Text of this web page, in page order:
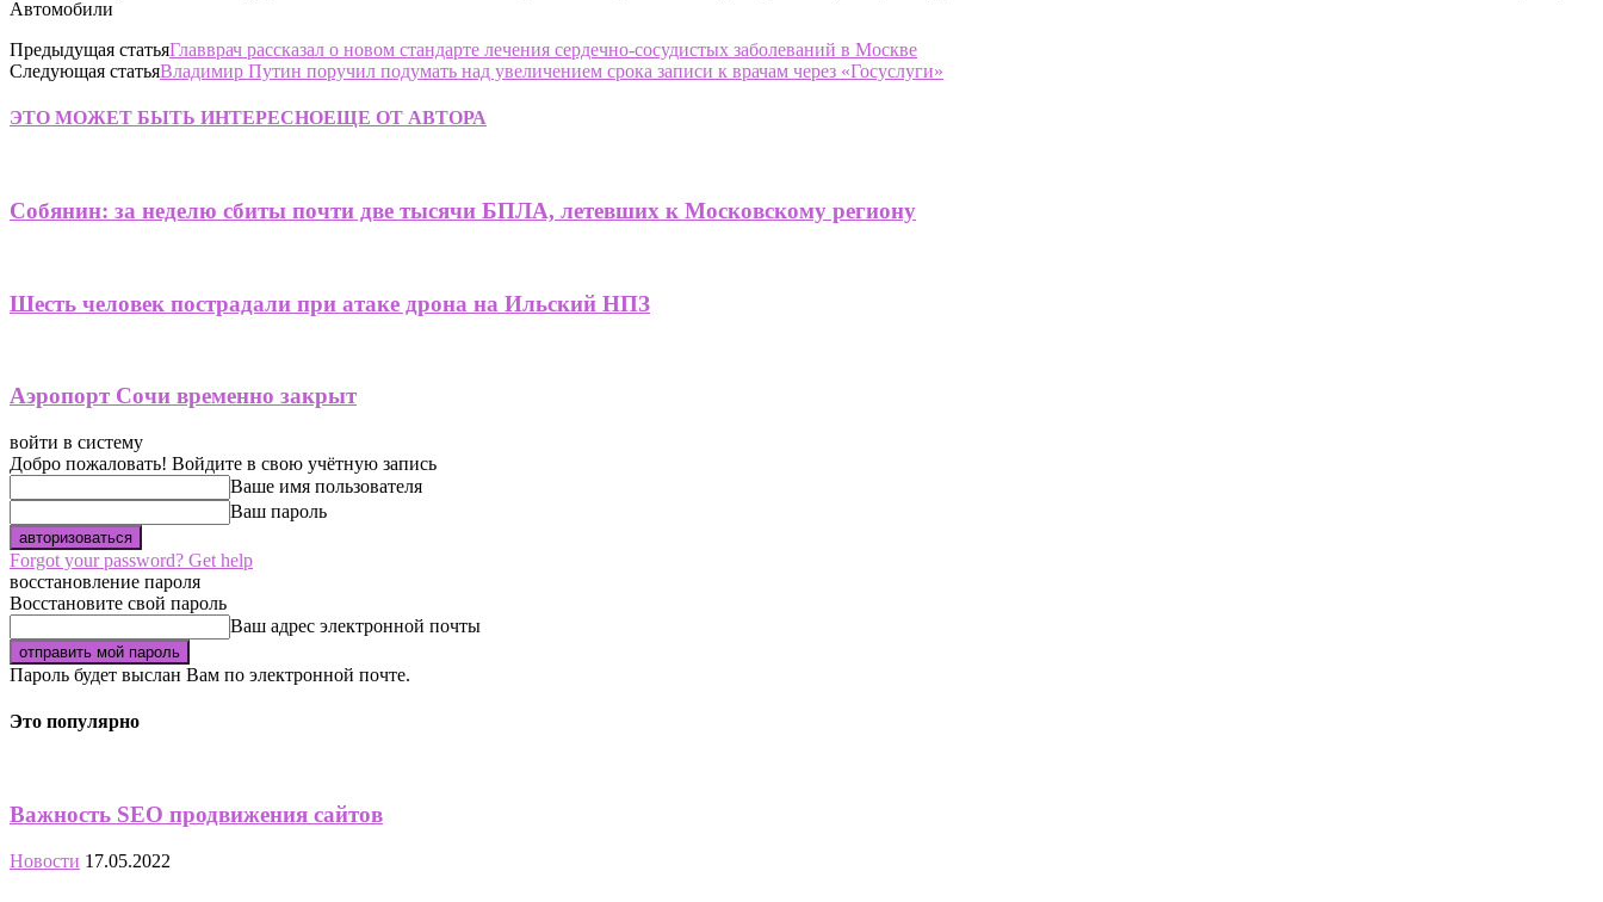
Автомобили
Предыдущая статьяГлавврач рассказал о новом стандарте лечения сердечно-сосудистых заболеваний в Москве
Следующая статьяВладимир Путин поручил подумать над увеличением срока записи к врачам через «Госуслуги»
ЭТО МОЖЕТ БЫТЬ ИНТЕРЕСНОЕЩЕ ОТ АВТОРА
Собянин: за неделю сбиты почти две тысячи БПЛА, летевших к Московскому региону
Шесть человек пострадали при атаке дрона на Ильский НПЗ
Аэропорт Сочи временно закрыт
войти в систему
Добро пожаловать! Войдите в свою учётную запись
Ваше имя пользователя
Ваш пароль
Forgot your password? Get help
восстановление пароля
Восстановите свой пароль
Ваш адрес электронной почты
Пароль будет выслан Вам по электронной почте.
Это популярно
Важность SEO продвижения сайтов
Новости 17.05.2022